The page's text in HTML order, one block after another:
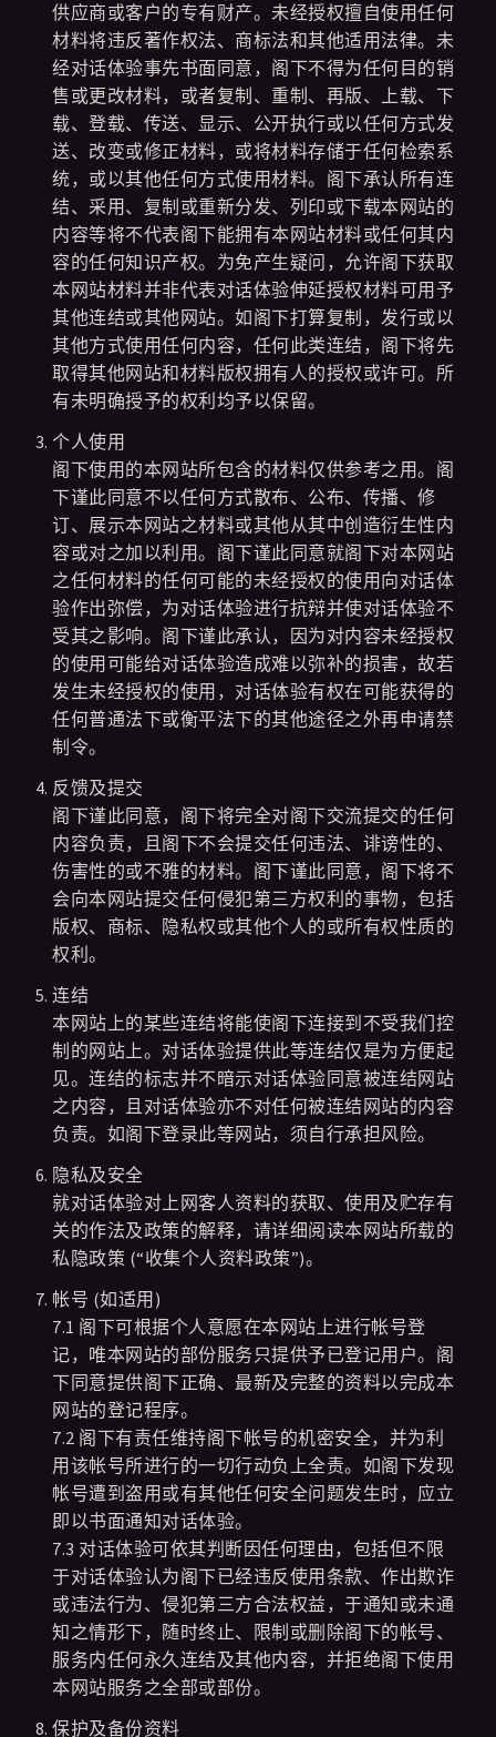
供应商或客户的专有财产。未经授权擅自使用任何
材料将违反著作权法、商标法和其他适用法律。未
经对话体验事先书面同意，阁下不得为任何目的销
售或更改材料，或者复制、重制、再版、上载、下
载、登载、传送、显示、公开执行或以任何方式发
送、改变或修正材料，或将材料存储于任何检索系
统，或以其他任何方式使用材料。阁下承认所有连
结、采用、复制或重新分发、列印或下载本网站的
内容等将不代表阁下能拥有本网站材料或任何其内
容的任何知识产权。为免产生疑问，允许阁下获取
本网站材料并非代表对话体验伸延授权材料可用予
其他连结或其他网站。如阁下打算复制，发行或以
其他方式使用任何内容，任何此类连结，阁下将先
取得其他网站和材料版权拥有人的授权或许可。所
有未明确授予的权利均予以保留。
个人使用
阁下使用的本网站所包含的材料仅供参考之用。阁
下谨此同意不以任何方式散布、公布、传播、修
订、展示本网站之材料或其他从其中创造衍生性内
容或对之加以利用。阁下谨此同意就阁下对本网站
之任何材料的任何可能的未经授权的使用向对话体
验作出弥偿，为对话体验进行抗辩并使对话体验不
受其之影响。阁下谨此承认，因为对内容未经授权
的使用可能给对话体验造成难以弥补的损害，故若
发生未经授权的使用，对话体验有权在可能获得的
任何普通法下或衡平法下的其他途径之外再申请禁
制令。
反馈及提交
阁下谨此同意，阁下将完全对阁下交流提交的任何
内容负责，且阁下不会提交任何违法、诽谤性的、
伤害性的或不雅的材料。阁下谨此同意，阁下将不
会向本网站提交任何侵犯第三方权利的事物，包括
版权、商标、隐私权或其他个人的或所有权性质的
权利。
连结
本网站上的某些连结将能使阁下连接到不受我们控
制的网站上。对话体验提供此等连结仅是为方便起
见。连结的标志并不暗示对话体验同意被连结网站
之内容，且对话体验亦不对任何被连结网站的内容
负责。如阁下登录此等网站，须自行承担风险。
隐私及安全
就对话体验对上网客人资料的获取、使用及贮存有
关的作法及政策的解释，请详细阅读本网站所载的
私隐政策 (“收集个人资料政策”)。
帐号 (如适用)
7.1 阁下可根据个人意愿在本网站上进行帐号登
记，唯本网站的部份服务只提供予已登记用户。阁
下同意提供阁下正确、最新及完整的资料以完成本
网站的登记程序。
7.2 阁下有责任维持阁下帐号的机密安全，并为利
用该帐号所进行的一切行动负上全责。如阁下发现
帐号遭到盗用或有其他任何安全问题发生时，应立
即以书面通知对话体验。
7.3 对话体验可依其判断因任何理由，包括但不限
于对话体验认为阁下已经违反使用条款、作出欺诈
或违法行为、侵犯第三方合法权益，于通知或未通
知之情形下，随时终止、限制或删除阁下的帐号、
服务内任何永久连结及其他内容，并拒绝阁下使用
本网站服务之全部或部份。
保护及备份资料